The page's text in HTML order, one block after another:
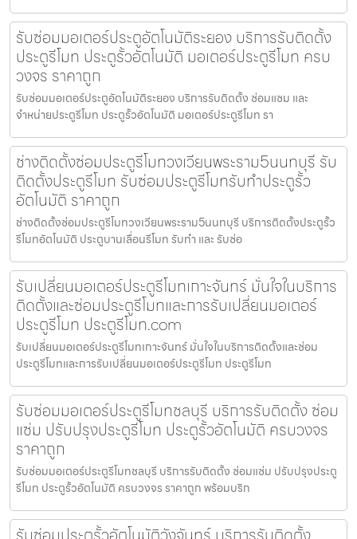
รับซ่อมมอเตอร์ประตูอัตโนมัติระยอง บริการรับติดตั้ง
ประตูรีโมท ประตูรั้วอัตโนมัติ มอเตอร์ประตูรีโมท ครบ
วงจร ราคาถูก
รับซ่อมมอเตอร์ประตูอัตโนมัติระยอง บริการรับติดตั้ง ซ่อมแซม และ
จำหน่ายประตูรีโมท ประตูรั้วอัตโนมัติ มอเตอร์ประตูรีโมท รา
ช่างติดตั้งซ่อมประตูรีโมทวงเวียนพระราม5นนทบุรี รับ
ติดตั้งประตูรีโมท รับซ่อมประตูรีโมทรับทำประตูรั้ว
อัตโนมัติ ราคาถูก
ช่างติดตั้งซ่อมประตูรีโมทวงเวียนพระราม5นนทบุรี บริการติดตั้งประตูรั้ว
รีโมทอัตโนมัติ ประตูบานเลื่อนรีโมท รับทำ และ รับซ่อ
รับเปลี่ยนมอเตอร์ประตูรีโมทเกาะจันทร์ มั่นใจในบริการ
ติดตั้งและซ่อมประตูรีโมทและการรับเปลี่ยนมอเตอร์
ประตูรีโมท ประตูรีโมท.com
รับเปลี่ยนมอเตอร์ประตูรีโมทเกาะจันทร์ มั่นใจในบริการติดตั้งและซ่อม
ประตูรีโมทและการรับเปลี่ยนมอเตอร์ประตูรีโมท ประตูรีโมท
รับซ่อมมอเตอร์ประตูรีโมทชลบุรี บริการรับติดตั้ง ซ่อม
แซ่ม ปรับปรุงประตูรีโมท ประตูรั้วอัตโนมัติ ครบวงจร
ราคาถูก
รับซ่อมมอเตอร์ประตูรีโมทชลบุรี บริการรับติดตั้ง ซ่อมแซ่ม ปรับปรุงประตู
รีโมท ประตูรั้วอัตโนมัติ ครบวงจร ราคาถูก พร้อมบริก